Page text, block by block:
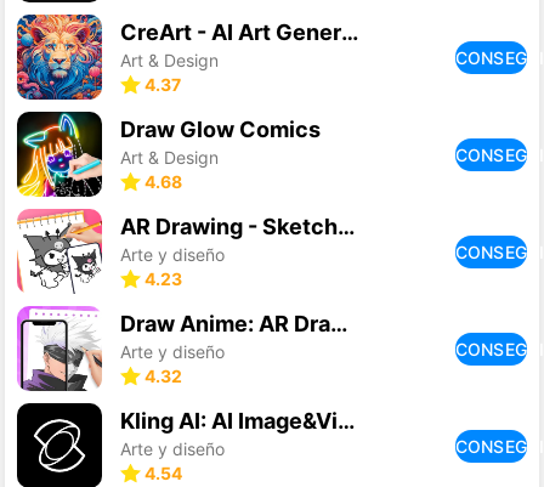
CreArt - AI Art Generator
Art & Design
4.37
Draw Glow Comics
Art & Design
4.68
AR Drawing - Sketchar App
Arte y diseño
4.23
Draw Anime: AR Drawing Sketch
Arte y diseño
4.32
Kling AI: AI Image&Video Maker
Arte y diseño
4.54